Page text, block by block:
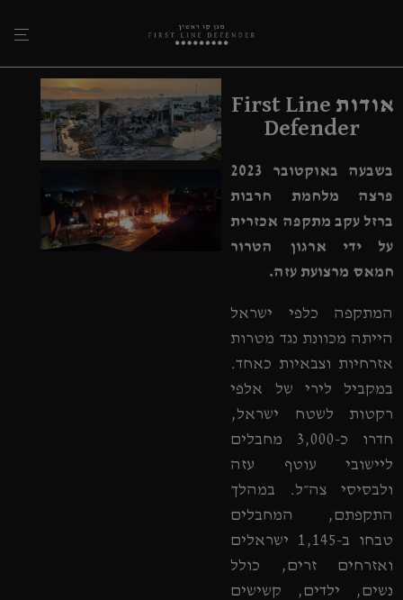
אודות First Line
Defender
בשבעה באוקטובר 2023
פרצה מלחמת חרבות
ברזל עקב מתקפה אכזרית
על ידי ארגון הטרור
חמאס מרצועת עזה.
המתקפה כלפי ישראל
הייתה מכוונת נגד מטרות
אזרחיות וצבאיות כאחד.
במקביל לירי של אלפי
רקטות לשטח ישראל,
חדרו כ-3,000 מחבלים
ליישובי עוטף עזה
ולבסיסי צה״ל. במהלך
התקפתם, המחבלים
טבחו ב-1,145 ישראלים
ואזרחים זרים, כולל
נשים, ילדים, קשישים